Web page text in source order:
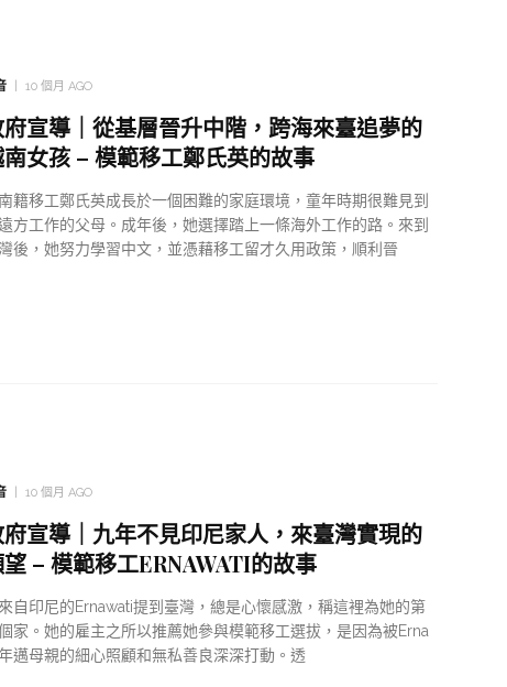
10 個月 AGO
宣導｜從基層晉升中階，跨海來臺追夢的
女孩 – 模範移工鄭氏英的故事
籍移工鄭氏英成長於一個困難的家庭環境，童年時期很難見到
方工作的父母。成年後，她選擇踏上一條海外工作的路。來到
後，她努力學習中文，並憑藉移工留才久用政策，順利晉
10 個月 AGO
宣導｜九年不見印尼家人，來臺灣實現的
– 模範移工ERNAWATI的故事
自印尼的Ernawati提到臺灣，總是心懷感激，稱這裡為她的第
家。她的雇主之所以推薦她參與模範移工選拔，是因為被Erna
邁母親的細心照顧和無私善良深深打動。透